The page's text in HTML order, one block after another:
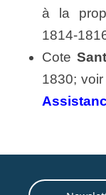
à la
1814-
Cote
1830;